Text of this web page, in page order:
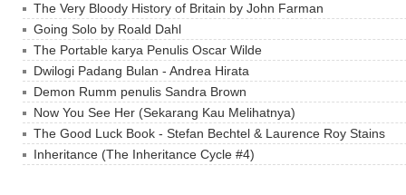
The Very Bloody History of Britain by John Farman
Going Solo by Roald Dahl
The Portable karya Penulis Oscar Wilde
Dwilogi Padang Bulan - Andrea Hirata
Demon Rumm penulis Sandra Brown
Now You See Her (Sekarang Kau Melihatnya)
The Good Luck Book - Stefan Bechtel & Laurence Roy Stains
Inheritance (The Inheritance Cycle #4)